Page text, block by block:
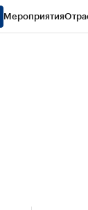
Мероприятия